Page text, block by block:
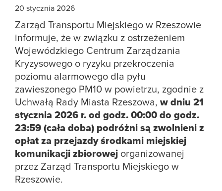
20 stycznia 2026
Zarząd Transportu Miejskiego w Rzeszowie
informuje, że w związku z ostrzeżeniem
Wojewódzkiego Centrum Zarządzania
Kryzysowego o ryzyku przekroczenia
poziomu alarmowego dla pyłu
zawieszonego PM10 w powietrzu, zgodnie z
Uchwałą Rady Miasta Rzeszowa, w dniu 21
stycznia 2026 r. od godz. 00:00 do godz.
23:59 (cała doba) podróżni są zwolnieni z
opłat za przejazdy środkami miejskiej
komunikacji zbiorowej organizowanej
przez Zarząd Transportu Miejskiego w
Rzeszowie.